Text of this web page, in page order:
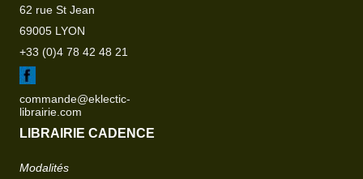
62 rue St Jean
69005 LYON
+33 (0)4 78 42 48 21
commande@eklectic-
librairie.com
LIBRAIRIE CADENCE
Modalités